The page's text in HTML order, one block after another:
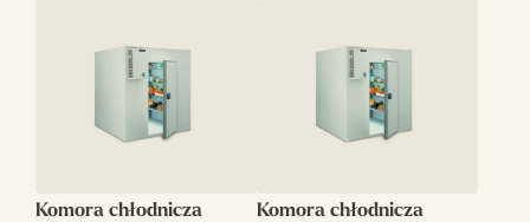
Komora chłodnicza
Komora chłodnicza